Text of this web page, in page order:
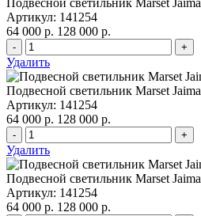
Подвесной светильник Marset Jaima
Артикул: 141254
64 000 р. 128 000 р.
- +
Удалить
Подвесной светильник Marset Jaima
Артикул: 141254
64 000 р. 128 000 р.
- +
Удалить
Подвесной светильник Marset Jaima
Артикул: 141254
64 000 р. 128 000 р.